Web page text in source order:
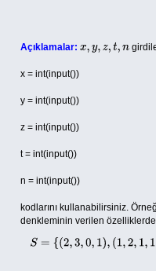
Açıklamalar: x,y ,z,t ,n
x = int(input())
y = int(input())
z = int(input())
t = int(input())
n = int(input())
kodlarını kullanabilirsiniz.
denkleminin verilen
S= {( 2,3,0 ,1) ,(